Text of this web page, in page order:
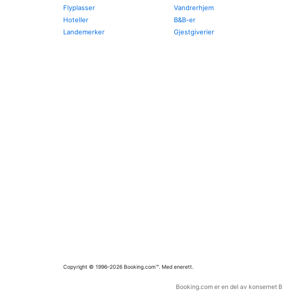
Flyplasser
Hoteller
Landemerker
Vandrerhjem
B&B-er
Gjestgiverier
Copyright © 1996–2026 Booking.com™. Med enerett.
Booking.com er en del av konsernet